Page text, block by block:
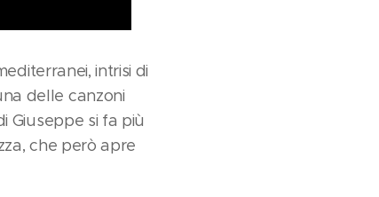
intrisi di
delle canzoni
Giuseppe si fa più
che però apre